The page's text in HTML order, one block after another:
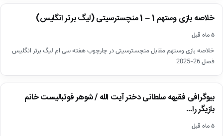
خلاصه بازی وستهم 1 – 1 منچسترسیتی (لیگ برتر انگلیس)
۵ ماه قبل
خلاصه بازی وستهم مقابل منچسترسیتی در چارچوب هفته سی ام لیگ برتر انگلیس
فصل 26-2025
بیوگرافی فقیهه سلطانی دختر آیت الله / شوهر فوتبالیست خانم
بازیگر را…
۵ ماه قبل